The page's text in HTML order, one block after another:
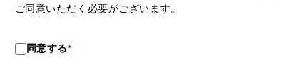
ご同意いただく必要がございます。
同意する*